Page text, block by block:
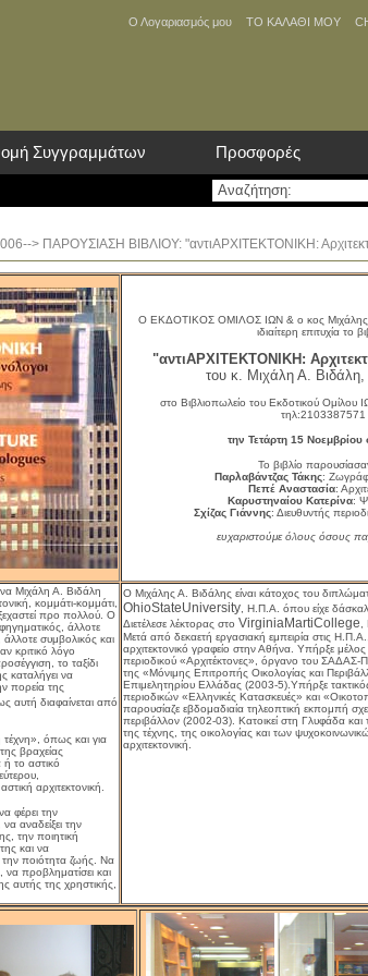
Ο Λογαριασμός μου ΤΟ ΚΑΛΑΘΙ ΜΟΥ
Συγγραμμάτων Προσφορές
> ΠΑΡΟΥΣΙΑΣΗ ΒΙΒΛΙΟΥ: "αντιΑΡΧΙΤΕΚΤΟΝΙΚΗ:
Ο ΕΚΔΟΤΙΚΟΣ ΟΜΙΛΟΣ ΙΩΝ & ο κος Μιχάλης
ιδιαίτερη επιτυχία το
"αντιΑΡΧΙΤΕΚΤΟΝΙΚΗ:
του κ. Μιχάλη Α. Βιδάλη,
στο Βιβλιοπωλείο του Εκδοτικού
τηλ:2103387571
την Τετάρτη 15 Νοεμβρίου
Το βιβλίο
Παρλαβάντζας Τάκης:
Πεπέ Αναστασία:
Καρυστηναίου Κατερίνα:
Σχίζας Γιάννης: Διευθυντής
ευχαριστούμε όλους όσους
Μιχάλη Α. Βιδάλη
κομμάτι-κομμάτι,
προ πολλού. Ο
άλλοτε
άλλοτε συμβολικός και
κριτικό λόγο
το ταξίδι
καταλήγει να
πορεία της
αυτή διαφαίνεται από
όπως και για
βραχείας
το αστικό
αρχιτεκτονική.
φέρει την
αναδείξει την
την ποιητική
και να
την ποιότητα ζωής. Να
να προβληματίσει και
αυτής της χρηστικής,
Ο Μιχάλης Α. Βιδάλης είναι κάτοχος του
OhioStateUniversity , Η.Π.Α. όπου είχε
Διετέλεσε λέκτορας στο VirginiaMartiCollege
Μετά από δεκαετή εργασιακή εμπειρία στις
αρχιτεκτονικό γραφείο στην Αθήνα. Υπήρξε
περιοδικού «Αρχιτέκτονες», όργανο του
της «Μόνιμης Επιτροπής Οικολογίας και
Επιμελητηρίου Ελλάδας (2003-5).Υπήρξε
περιοδικών «Ελληνικές Κατασκευές» και
παρουσίαζε εβδομαδιαία τηλεοπτική εκπομπή
περιβάλλον (2002-03). Κατοικεί στη Γλυφάδα και
της τέχνης, της οικολογίας και των
αρχιτεκτονική.